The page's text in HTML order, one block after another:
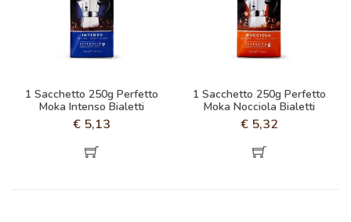
1 Sacchetto 250g Perfetto
Moka Intenso Bialetti
€ 5,13
1 Sacchetto 250g Perfetto
Moka Nocciola Bialetti
€ 5,32